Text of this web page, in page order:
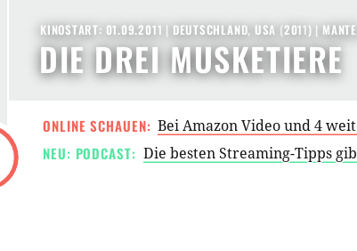
DIE DREI MUSKETIERE
KINOSTART: 01.09.2011 | DEUTSCHLAND, USA (2011) |
ONLINE SCHAUEN: Bei Amazon Video und 4
NEU: PODCAST: Die besten Streaming-Tipps